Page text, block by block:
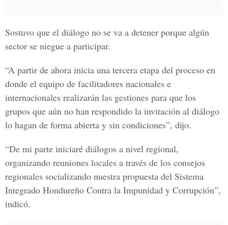
Sostuvo que el diálogo no se va a detener porque algún
sector se niegue a participar.
“A partir de ahora inicia una tercera etapa del proceso en
donde el equipo de facilitadores nacionales e
internacionales realizarán las gestiones para que los
grupos que aún no han respondido la invitación al diálogo
lo hagan de forma abierta y sin condiciones”, dijo.
“De mi parte iniciaré diálogos a nivel regional,
organizando reuniones locales a través de los consejos
regionales socializando nuestra propuesta del Sistema
Integrado Hondureño Contra la Impunidad y Corrupción”,
indicó.